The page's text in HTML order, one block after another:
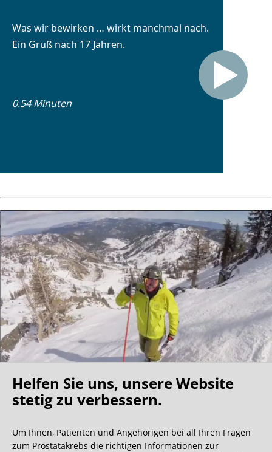
Was wir bewirken … wirkt manchmal nach.
Ein Gruß nach 17 Jahren.
0.54 Minuten
Oh what a ride!
Wir bekommen ja viele tolle Gästebucheinträge,
Helfen Sie uns, unsere Website
stetig zu verbessern.
Um Ihnen, Patienten und Angehörigen bei all Ihren Fragen
zum Prostatakrebs die richtigen Informationen zur